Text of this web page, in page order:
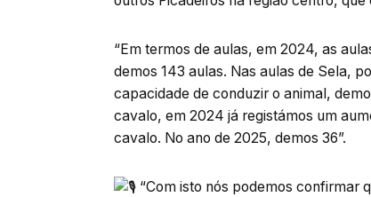
“Em termos de aulas, em 2024, as
demos 143 aulas. Nas aulas de Sela,
capacidade de conduzir o animal,
cavalo, em 2024 já registámos um
cavalo. No ano de 2025, demos 36”.
“Com isto nós podemos confirmar